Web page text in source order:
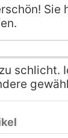
Sie
schlicht.